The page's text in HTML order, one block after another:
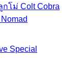
Special